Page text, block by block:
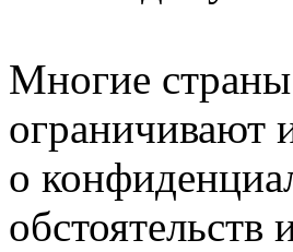
Многие страны
ограничивают
о
обстоятельств